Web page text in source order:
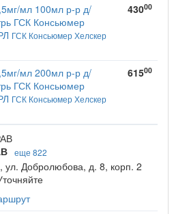
мл 100мл р-р д/
ГСК Консьюмер
ГСК Консьюмер Хелскер
43000
мл 200мл р-р д/
ГСК Консьюмер
ГСК Консьюмер Хелскер
61500
еще 822
ул. Добролюбова, д. 8, корп. 2